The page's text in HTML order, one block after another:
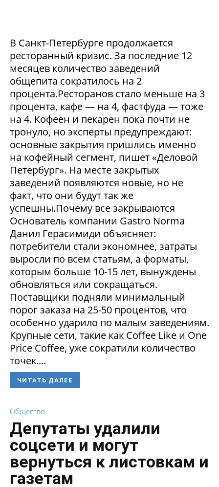
В Санкт-Петербурге продолжается
ресторанный кризис. За последние 12
месяцев количество заведений
общепита сократилось на 2
процента.Ресторанов стало меньше на 3
процента, кафе — на 4, фастфуда — тоже
на 4. Кофеен и пекарен пока почти не
тронуло, но эксперты предупреждают:
основные закрытия пришлись именно
на кофейный сегмент, пишет «Деловой
Петербург». На месте закрытых
заведений появляются новые, но не
факт, что они будут так же
успешны.Почему все закрываются
Основатель компании Gastro Norma
Данил Герасимиди объясняет:
потребители стали экономнее, затраты
выросли по всем статьям, а форматы,
которым больше 10-15 лет, вынуждены
обновляться или сокращаться.
Поставщики подняли минимальный
порог заказа на 25-50 процентов, что
особенно ударило по малым заведениям.
Крупные сети, такие как Coffee Like и One
Price Coffee, уже сократили количество
точек....
ЧИТАТЬ ДАЛЕЕ
Общество
Депутаты удалили
соцсети и могут
вернуться к листовкам и
газетам